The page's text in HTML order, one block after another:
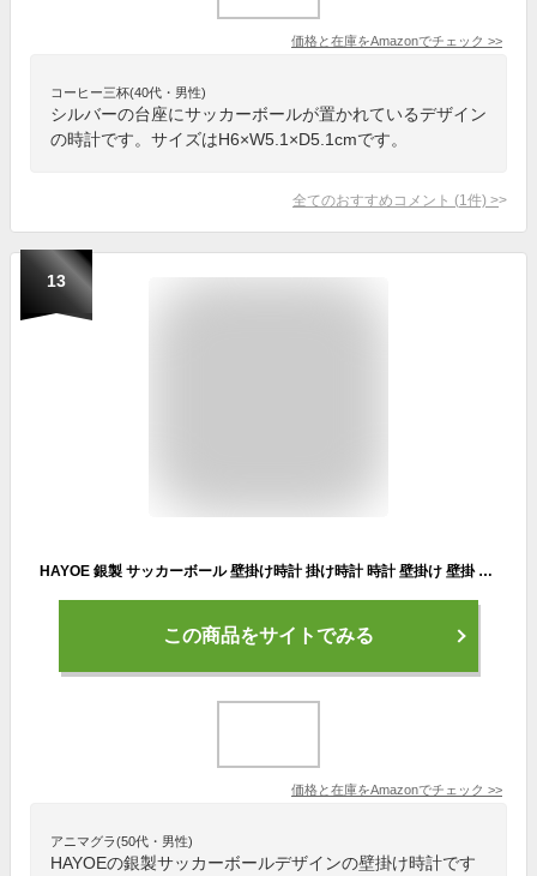
価格と在庫をAmazonでチェック >>
コーヒー三杯(40代・男性)
シルバーの台座にサッカーボールが置かれているデザイン
の時計です。サイズはH6×W5.1×D5.1cmです。
全てのおすすめコメント (1 件) >
13
HAYOE 銀製 サッカーボール 壁掛け時計 掛け時計 時計 壁掛け 壁掛 掛時計 おしゃれ かわいい 音がしない 静音 北欧 クロック ウォールクロック φ25 cm
この商品をサイトでみる
価格と在庫をAmazonでチェック >>
アニマグラ(50代・男性)
HAYOEの銀製サッカーボールデザインの壁掛け時計です